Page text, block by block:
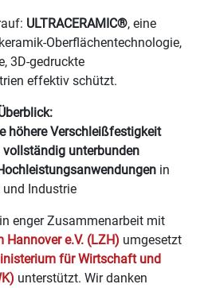
ULTRACERAMIC®, eine
Oberflächentechnologie,
3D-gedruckte
effektiv schützt.
höhere Verschleißfestigkeit
vollständig unterbunden
in
Industrie
enger Zusammenarbeit mit
Hannover e.V. (LZH) umgesetzt
für Wirtschaft und
unterstützt. Wir danken